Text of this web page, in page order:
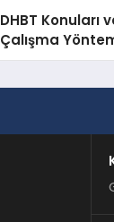
DHBT Konuları
Çalışma